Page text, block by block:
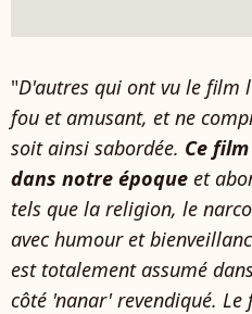
"D'autres qui ont vu le film
fou et amusant, et ne
soit ainsi sabordée. Ce
dans notre époque et
tels que la religion, le
avec humour et
est totalement assumé
côté 'nanar' revendiqué.